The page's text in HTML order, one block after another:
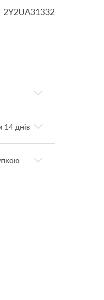
2Y2UA31332
14 днів